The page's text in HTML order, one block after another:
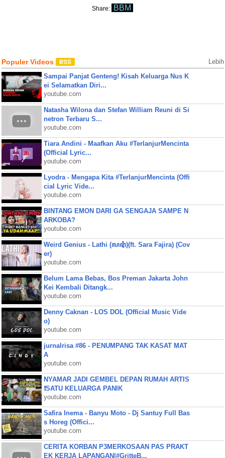
Share: BBM
Populer Videos Lebih
Sampai Panjat Genteng! Kisah Keluarga Nus K
ei Selamatkan Diri...
youtube.com
Natasha Wilona dan Stefan William Reuni di Si
netron Terbaru S...
youtube.com
Tiara Andini - Maafkan Aku #TerlanjurMencinta
(Official Lyric...
youtube.com
Lyodra - Mengapa Kita #TerlanjurMencinta (Offi
cial Lyric Vide...
youtube.com
BINTANG EMON DARI GA SENGAJA SAMPE N
ARKOBA?
youtube.com
Weird Genius - Lathi (ꦭꦛꦶ)(ft. Sara Fajira) (Cov
er)
youtube.com
Belum Lama Bebas, Bos Preman Jakarta John
Kei Kembali Ditangk...
youtube.com
Denny Caknan - LOS DOL (Official Music Vide
o)
youtube.com
jurnalrisa #86 - PENUMPANG TAK KASAT MAT
A
youtube.com
NYAMAR JADI GEMBEL DEPAN RUMAH ARTIS
❗SATU KELUARGA PANIK
youtube.com
Safira Inema - Banyu Moto - Dj Santuy Full Bas
s Horeg (Offici...
youtube.com
CERITA KORBAN P3MERKOSAAN PAS PRAKT
EK KERJA LAPANGAN|#GritteB...